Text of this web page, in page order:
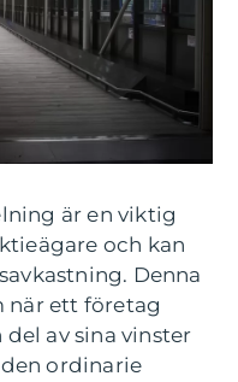
är en viktig
och kan
Denna
när ett företag
av sina vinster
ordinarie